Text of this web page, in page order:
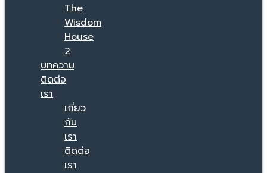
The
Wisdom
House
2
บทความ
ติดต่อ
เรา
เกี่ยว
กับ
เรา
ติดต่อ
เรา